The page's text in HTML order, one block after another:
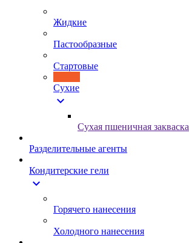
Жидкие
Пастообразные
Стартовые
Сухие
expand_more
Сухая пшеничная закваска
Разделительные агенты
Кондитерские гели
expand_more
Горячего нанесения
Холодного нанесения